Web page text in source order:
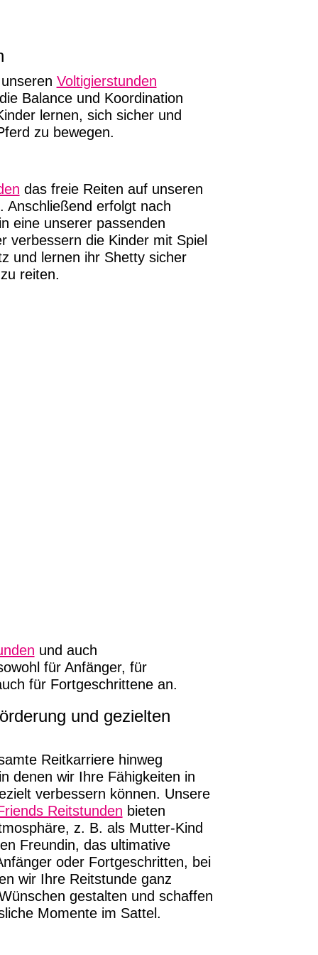
Voltigierstunden
Balance und Koordination
lernen, sich sicher und
zu bewegen.
das freie Reiten auf unseren
Anschließend erfolgt nach
eine unserer passenden
verbessern die Kinder mit Spiel
und lernen ihr Shetty sicher
reiten.
und auch
für Anfänger, für
für Fortgeschrittene an.
und gezielten
Reitkarriere hinweg
denen wir Ihre Fähigkeiten in
verbessern können. Unsere
Reitstunden bieten
z. B. als Mutter-Kind
Freundin, das ultimative
oder Fortgeschritten, bei
wir Ihre Reitstunde ganz
gestalten und schaffen
Momente im Sattel.